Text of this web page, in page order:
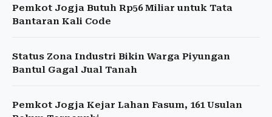
Pemkot Jogja Butuh Rp56 Miliar untuk Tata
Bantaran Kali Code
Status Zona Industri Bikin Warga Piyungan
Bantul Gagal Jual Tanah
Pemkot Jogja Kejar Lahan Fasum, 161 Usulan